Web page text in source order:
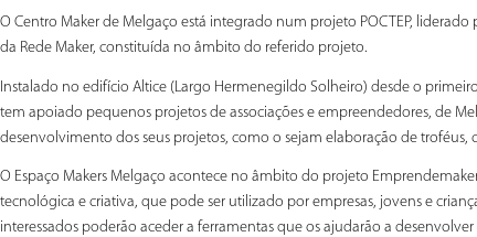
O Centro Maker de Melgaço está integrado num projeto POCTEP,
da Rede Maker, constituída no âmbito do referido projeto.
Instalado no edifício Altice (Largo Hermenegildo Solheiro) desde o
tem apoiado pequenos projetos de associações e empreendedores, de
desenvolvimento dos seus projetos, como o sejam elaboração de troféus,
O Espaço Makers Melgaço acontece no âmbito do projeto
tecnológica e criativa, que pode ser utilizado por empresas, jovens e
interessados poderão aceder a ferramentas que os ajudarão a